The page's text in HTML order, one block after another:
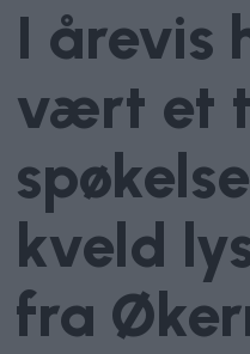
I årevis
vært et
kveld
fra